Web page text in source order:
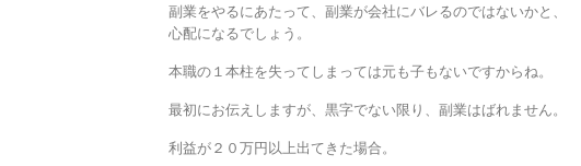
副業をやるにあたって、副業が会社にバレるのではないかと、
心配になるでしょう。
本職の１本柱を失ってしまっては元も子もないですからね。
最初にお伝えしますが、黒字でない限り、副業はばれません。
利益が２０万円以上出てきた場合。